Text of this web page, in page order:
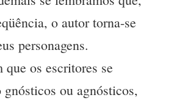
o autor torna-se
personagens.
os escritores se
gnósticos ou agnósticos,